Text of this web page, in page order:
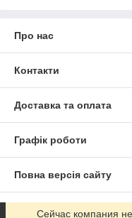
Про нас
Контакти
Доставка та оплата
Графік роботи
Повна версія сайту
Сайт створено на
Сейчас компания